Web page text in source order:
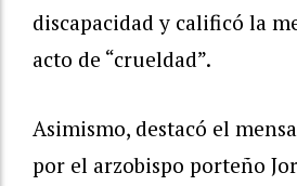
discapacidad y calificó la
acto de “crueldad”.
Asimismo, destacó el
por el arzobispo porteño